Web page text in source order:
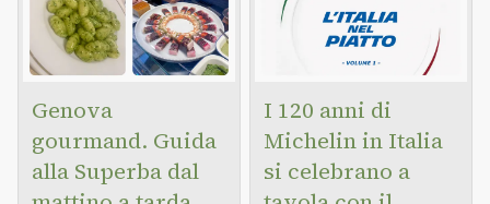
Genova
gourmand. Guida
alla Superba dal
I 120 anni di
Michelin in Italia
si celebrano a